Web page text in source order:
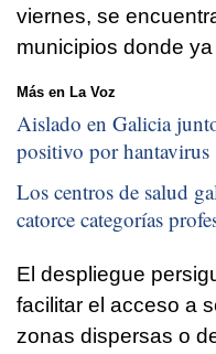
viernes, se
municipios donde
Más en La Voz
Aislado en Galicia
positivo por hantavirus
Los centros de salud
catorce categorías
El despliegue
facilitar el acceso a
zonas dispersas o